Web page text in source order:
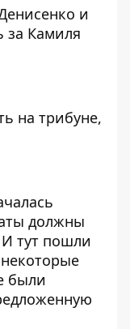
и
за Камиля
на трибуне,
должны
тут пошли
были